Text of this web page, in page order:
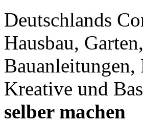
Deutschlands
Hausbau,
Kreative und
selber machen